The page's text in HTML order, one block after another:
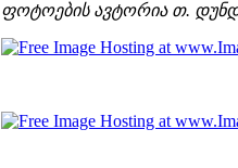
ფოტოების ავტორია თ.